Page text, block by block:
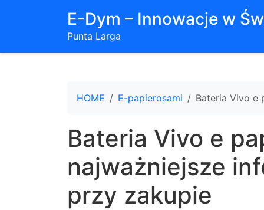
E-Dym – Innowacje w
Punta Larga
HOME E-papierosami Bateria Vivo e
Bateria Vivo e
najważniejsze
przy zakupie